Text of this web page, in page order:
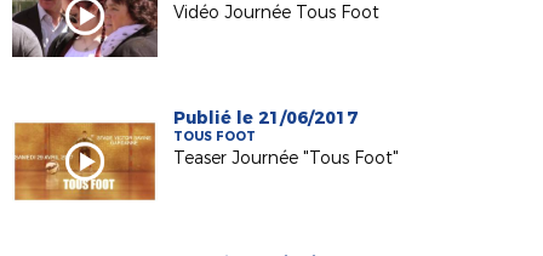
Vidéo Journée Tous Foot
Publié le 21/06/2017
TOUS FOOT
Teaser Journée "Tous Foot"